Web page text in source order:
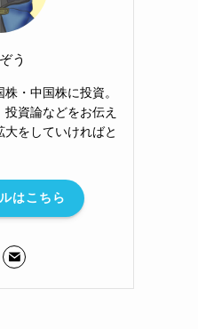
う
・中国株に投資。
資論などをお伝え
大をしていければと
はこちら